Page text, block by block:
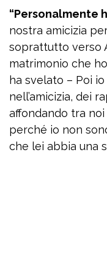
“Personalmente
nostra amicizia
soprattutto verso
matrimonio che
ha svelato – Poi
nell’amicizia, dei
affondando tra
perché io non
che lei abbia una